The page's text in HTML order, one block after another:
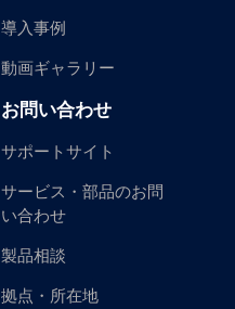
導入事例
動画ギャラリー
お問い合わせ
サポートサイト
サービス・部品のお問
い合わせ
製品相談
拠点・所在地